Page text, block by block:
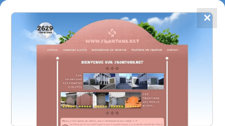
FRONTONS.NET
RECHERCHER UN FRONTON
4867
frontons
✕